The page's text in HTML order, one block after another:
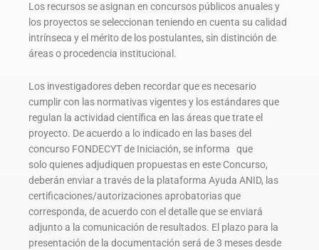
Los recursos se asignan en concursos públicos anuales y
los proyectos se seleccionan teniendo en cuenta su calidad
intrínseca y el mérito de los postulantes, sin distinción de
áreas o procedencia institucional.
Los investigadores deben recordar que es necesario
cumplir con las normativas vigentes y los estándares que
regulan la actividad científica en las áreas que trate el
proyecto. De acuerdo a lo indicado en las bases del
concurso FONDECYT de Iniciación, se informa que
solo quienes adjudiquen propuestas en este Concurso,
deberán enviar a través de la plataforma Ayuda ANID, las
certificaciones/autorizaciones aprobatorias que
corresponda, de acuerdo con el detalle que se enviará
adjunto a la comunicación de resultados. El plazo para la
presentación de la documentación será de 3 meses desde